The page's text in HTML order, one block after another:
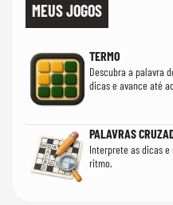
MEUS JOGOS
TERMO
Descubra a palavra
dicas e avance até
PALAVRAS
Interprete as dicas
ritmo.